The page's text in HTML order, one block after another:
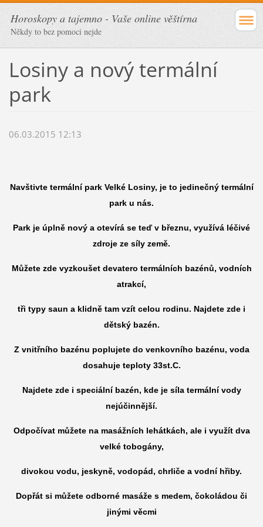
Horoskopy a tajemno - Vaše online věštírna
Někdy to bez pomoci nejde
Losiny a nový termální
park
06.03.2015 12:13
Navštivte termální park Velké Losiny, je to jedinečný termální
park u nás.
Park je úplně nový a otevírá se teď v březnu, využívá léčivé
zdroje ze síly země.
Můžete zde vyzkoušet devatero termálních bazénů, vodních
atrakcí,
tři typy saun a klidně tam vzít celou rodinu. Najdete zde i
dětský bazén.
Z vnitřního bazénu poplujete do venkovního bazénu, voda
dosahuje teploty 33st.C.
Najdete zde i speciální bazén, kde je síla termální vody
nejúčinnější.
Odpočívat můžete na masážních lehátkách, ale i využít dva
velké tobogány,
divokou vodu, jeskyně, vodopád, chrliče a vodní hřiby.
Dopřát si můžete odborné masáže s medem, čokoládou či
jinými věcmi